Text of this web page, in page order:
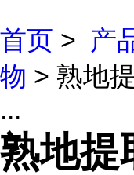
首页 > 产
物 > 熟地
...
熟地提